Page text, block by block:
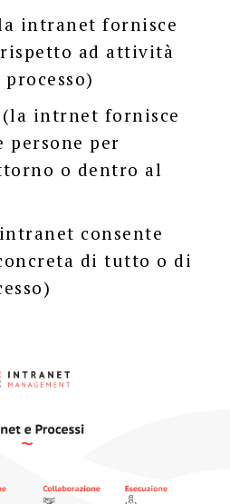
intranet fornisce
ad attività
(la intrnet fornisce
persone per
o dentro al
consente
di tutto o di